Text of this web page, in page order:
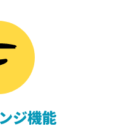
ジ機能